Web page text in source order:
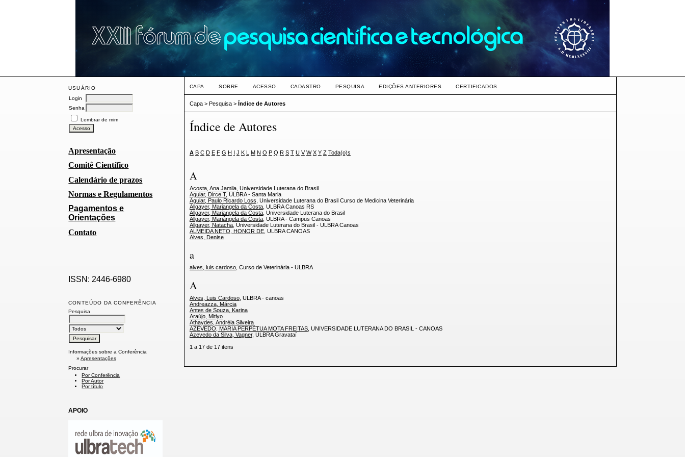
USUÁRIO
Login
Senha
Lembrar de mim
Apresentação
Comitê Científico
Calendário de prazos
Normas e Regulamentos
Pagamentos e
Orientações
Contato
ISSN: 2446-6980
CONTEÚDO DA CONFERÊNCIA
Pesquisa
Informações sobre a Conferência
» Apresentações
Procurar
Por Conferência
Por Autor
Por título
APOIO
CAPA SOBRE ACESSO CADASTRO PESQUISA EDIÇÕES ANTERIORES CERTIFICADOS
Capa> Pesquisa> Índice de Autores
Índice de Autores
A B C D E F G H I J K L M N O P Q R S T U V W X Y Z Toda(o)s
A
Acosta, Ana Jamila, Universidade Luterana do Brasil
Aguiar, Dirce T, ULBRA - Santa Maria
Aguiar, Paulo Ricardo Loss , Universidade Luterana do Brasil Curso de Medicina Veterinária
Allgayer, Mariangela da Costa, ULBRA Canoas RS
Allgayer, Mariangela da Costa, Universidade Luterana do Brasil
Allgayer, Mariângela da Costa, ULBRA - Campus Canoas
Allgayer, Natacha, Universidade Luterana do Brasil - ULBRA Canoas
ALMEIDA NETO, HONOR DE, ULBRA CANOAS
Alves, Denise
a
alves, luis cardoso, Curso de Veterinária - ULBRA
A
Alves, Luis Cardoso, ULBRA - canoas
Andreazza, Márcia
Antes de Souza, Karina
Araújo, Mitiyo
Athaydes, Andréia Silveira
AZEVEDO, MARIA PERPÉTUA MOTA FREITAS, UNIVERSIDADE LUTERANA DO BRASIL - CANOAS
Azevedo da Silva, Vagner, ULBRA Gravataí
1 a 17 de 17 itens